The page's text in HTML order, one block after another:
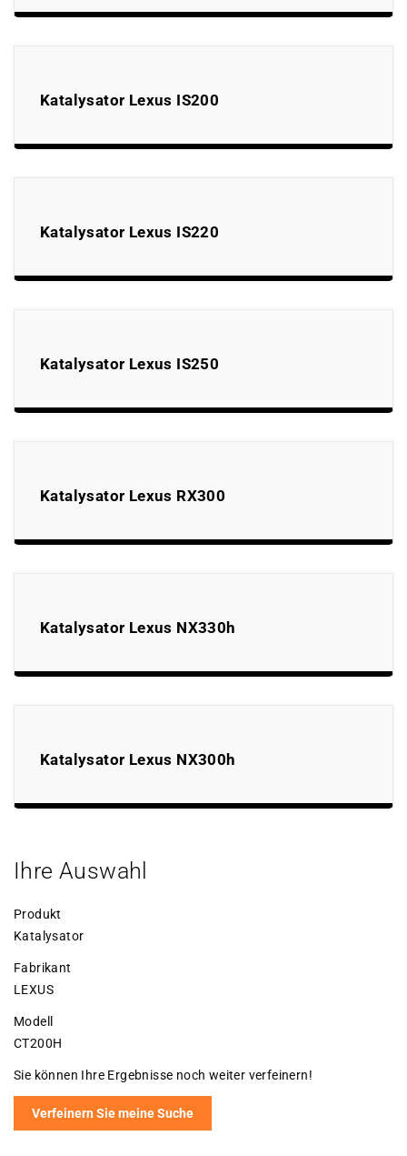
Katalysator Lexus IS200
Katalysator Lexus IS220
Katalysator Lexus IS250
Katalysator Lexus RX300
Katalysator Lexus NX330h
Katalysator Lexus NX300h
Ihre Auswahl
Produkt
Katalysator
Fabrikant
LEXUS
Modell
CT200H
Sie können Ihre Ergebnisse noch weiter verfeinern!
Verfeinern Sie meine Suche